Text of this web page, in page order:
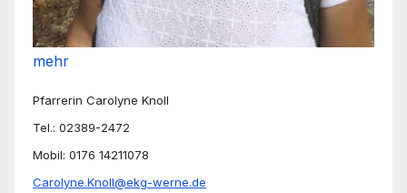
mehr
Pfarrerin Carolyne Knoll
Tel.: 02389-2472
Mobil: 0176 14211078
Carolyne.Knoll@ekg-werne.de